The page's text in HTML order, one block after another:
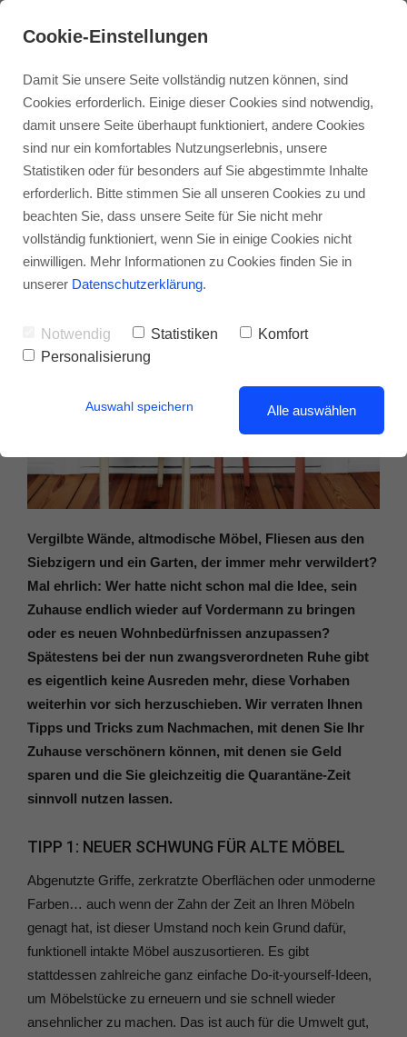
Selber machen statt machen lassen: 9 Do-it-
yourself-Ideen gegen die Corona-
Langeweile
Vergilbte Wände, altmodische Möbel, Fliesen aus den
Siebzigern und ein Garten, der immer mehr verwildert?
Mal ehrlich: Wer hatte nicht schon mal die Idee, sein
Zuhause endlich wieder auf Vordermann zu bringen
oder es neuen Wohnbedürfnissen anzupassen?
Spätestens bei der nun zwangsverordneten Ruhe gibt
es eigentlich keine Ausreden mehr, diese Vorhaben
weiterhin vor sich herzuschieben. Wir verraten Ihnen
Tipps und Tricks zum Nachmachen, mit denen Sie Ihr
Zuhause verschönern können, mit denen sie Geld
sparen und die Sie gleichzeitig die Quarantäne-Zeit
sinnvoll nutzen lassen.
TIPP 1: NEUER SCHWUNG FÜR ALTE MÖBEL
Abgenutzte Griffe, zerkratzte Oberflächen oder unmoderne
Farben… auch wenn der Zahn der Zeit an Ihren Möbeln
genagt hat, ist dieser Umstand noch kein Grund dafür,
funktionell intakte Möbel auszusortieren. Es gibt
stattdessen zahlreiche ganz einfache Do-it-yourself-Ideen,
um Möbelstücke zu erneuern und sie schnell wieder
ansehnlicher zu machen. Das ist auch für die Umwelt gut,
Cookie-Einstellungen
Damit Sie unsere Seite vollständig nutzen können, sind
Cookies erforderlich. Einige dieser Cookies sind notwendig,
damit unsere Seite überhaupt funktioniert, andere Cookies
sind nur ein komfortables Nutzungserlebnis, unsere
Statistiken oder für besonders auf Sie abgestimmte Inhalte
erforderlich. Bitte stimmen Sie all unseren Cookies zu und
beachten Sie, dass unsere Seite für Sie nicht mehr
vollständig funktioniert, wenn Sie in einige Cookies nicht
einwilligen. Mehr Informationen zu Cookies finden Sie in
unserer Datenschutzerklärung.
Notwendig Statistiken
Komfort
Personalisierung
Auswahl speichern Alle auswählen